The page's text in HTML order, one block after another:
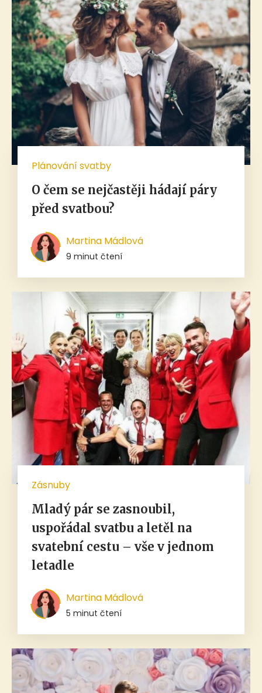
Plánování svatby
O čem se nejčastěji hádají páry
před svatbou?
Martina Mádlová
9 minut čtení
Zásnuby
Mladý pár se zasnoubil,
uspořádal svatbu a letěl na
svatební cestu – vše v jednom
letadle
Martina Mádlová
5 minut čtení